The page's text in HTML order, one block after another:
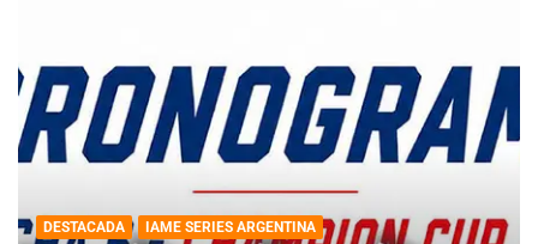
DESTACADA IAME SERIES ARGENTINA